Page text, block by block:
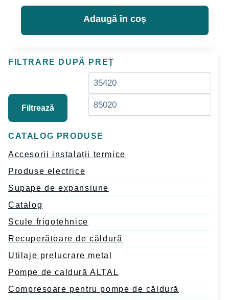
Adaugă în coș
FILTRARE DUPĂ PREȚ
Preț
minim
Filtrează
CATALOG PRODUSE
Accesorii instalații termice
Produse electrice
Supape de expansiune
Catalog
Scule frigotehnice
Recuperătoare de căldură
Utilaje prelucrare metal
Pompe de caldură ALTAL
Compresoare pentru pompe de căldură